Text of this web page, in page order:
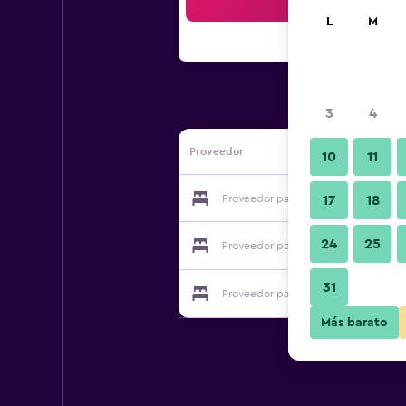
Proveedor
Proveedor para City Stay Inn Hotel
Proveedor para City Stay Inn Hotel
Proveedor para City Stay Inn Hotel
L M
3 4
10 11
17 18
24 25
31
Más barato